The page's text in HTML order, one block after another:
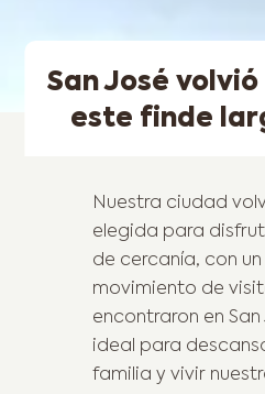
San José
este finde
Nuestra ciudad
elegida para
de cercanía, con un
movimiento de
encontraron en San
ideal para
familia y vivir